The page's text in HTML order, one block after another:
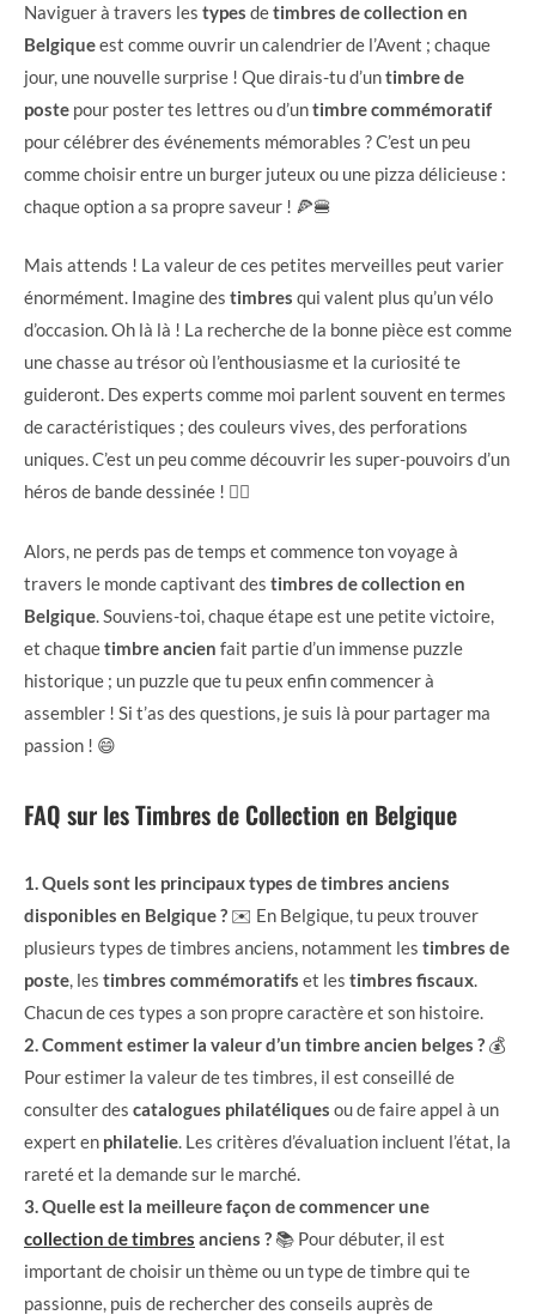
Naviguer à travers les types detimbres de collection en
Belgiqueest comme ouvrir un calendrier de l’Avent ; chaque
jour, une nouvelle surprise ! Que dirais-tu d’untimbre de
poste pour poster tes lettres ou d’untimbre commémoratif
pour célébrer des événements mémorables ? C’est un peu
comme choisir entre un burger juteux ou une pizza délicieuse :
chaque option a sa propre saveur ! 🍕🍔
Mais attends ! La valeur de ces petites merveilles peut varier
énormément. Imagine des timbres qui valent plus qu’un vélo
d’occasion. Oh là là ! La recherche de la bonne pièce est comme
une chasse au trésor où l’enthousiasme et la curiosité te
guideront. Des experts comme moi parlent souvent en termes
de caractéristiques ; des couleurs vives, des perforations
uniques. C’est un peu comme découvrir les super-pouvoirs d’un
héros de bande dessinée ! 🦸‍♂️
Alors, ne perds pas de temps et commence ton voyage à
travers le monde captivant des timbres de collection en
Belgique . Souviens-toi, chaque étape est une petite victoire,
et chaquetimbre ancien fait partie d’un immense puzzle
historique ; un puzzle que tu peux enfin commencer à
assembler ! Si t’as des questions, je suis là pour partager ma
passion ! 😄
FAQ sur les Timbres de Collection en Belgique
1. Quels sont les principaux types de timbres anciens
disponibles en Belgique ? ✉️ En Belgique, tu peux trouver
plusieurs types de timbres anciens, notamment les timbres de
poste , les timbres commémoratifs et les timbres fiscaux
Chacun de ces types a son propre caractère et son histoire.
2. Comment estimer la valeur d’un timbre ancien belges ? 💰
Pour estimer la valeur de tes timbres, il est conseillé de
consulter des catalogues philatéliques ou de faire appel à un
expert en philatelie . Les critères d’évaluation incluent l’état, la
rareté et la demande sur le marché.
3. Quelle est la meilleure façon de commencer une
collection de timbres anciens ? 📚 Pour débuter, il est
important de choisir un thème ou un type de timbre qui te
passionne, puis de rechercher des conseils auprès de